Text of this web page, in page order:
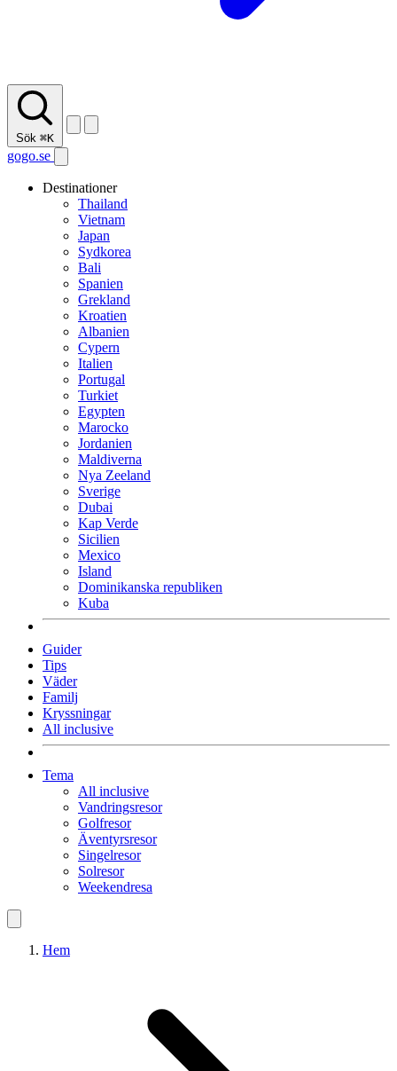
Sök ⌘K
gogo.se
Destinationer
Thailand
Vietnam
Japan
Sydkorea
Bali
Spanien
Grekland
Kroatien
Albanien
Cypern
Italien
Portugal
Turkiet
Egypten
Marocko
Jordanien
Maldiverna
Nya Zeeland
Sverige
Dubai
Kap Verde
Sicilien
Mexico
Island
Dominikanska republiken
Kuba
Guider
Tips
Väder
Familj
Kryssningar
All inclusive
Tema
All inclusive
Vandringsresor
Golfresor
Äventyrsresor
Singelresor
Solresor
Weekendresa
Hem